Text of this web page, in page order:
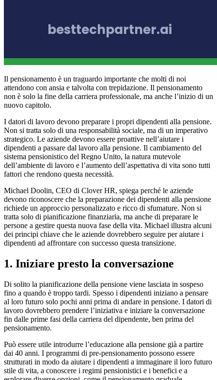
Il pensionamento è un traguardo importante che molti di noi
attendono con ansia e talvolta con trepidazione. Il pensionamento
non è solo la fine della carriera professionale, ma anche l’inizio di un
nuovo capitolo.
I datori di lavoro devono preparare i propri dipendenti alla pensione.
Non si tratta solo di una responsabilità sociale, ma di un imperativo
strategico. Le aziende devono essere proattive nell’aiutare i
dipendenti a passare dal lavoro alla pensione. Il cambiamento del
sistema pensionistico del Regno Unito, la natura mutevole
dell’ambiente di lavoro e l’aumento dell’aspettativa di vita sono tutti
fattori che rendono questa necessità.
Michael Doolin, CEO di Clover HR, spiega perché le aziende
devono riconoscere che la preparazione dei dipendenti alla pensione
richiede un approccio personalizzato e ricco di sfumature. Non si
tratta solo di pianificazione finanziaria, ma anche di preparare le
persone a gestire questa nuova fase della vita. Michael illustra alcuni
dei principi chiave che le aziende dovrebbero seguire per aiutare i
dipendenti ad affrontare con successo questa transizione.
1. Iniziare presto la conversazione
Di solito la pianificazione della pensione viene lasciata in sospeso
fino a quando è troppo tardi. Spesso i dipendenti iniziano a pensare
al loro futuro solo pochi anni prima di andare in pensione. I datori di
lavoro dovrebbero prendere l’iniziativa e iniziare la conversazione
fin dalle prime fasi della carriera del dipendente, ben prima del
pensionamento.
Può essere utile introdurre l’educazione alla pensione già a partire
dai 40 anni. I programmi di pre-pensionamento possono essere
strutturati in modo da aiutare i dipendenti a immaginare il loro futuro
stile di vita, a conoscere i regimi pensionistici e i benefici e a